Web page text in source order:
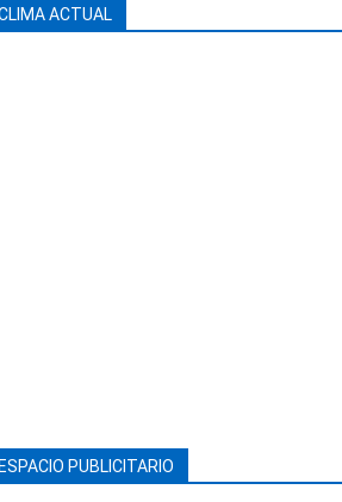
ACTUAL
ESPACIO PUBLICITARIO